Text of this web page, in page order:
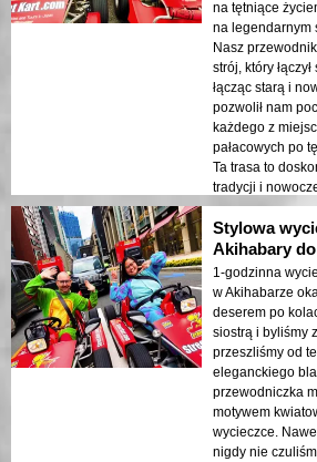
na tętniące
na legendarnym
Nasz
strój, który
łącząc starą i
pozwolił nam
każdego z
pałacowych po
Ta trasa to
tradycji i
polecam!
Stylowa
Akihabary
1-godzinna
w Akihabarze
deserem po
siostrą i byliśmy
przeszliśmy od
eleganckiego
przewodniczka
motywem
wycieczce.
nigdy nie